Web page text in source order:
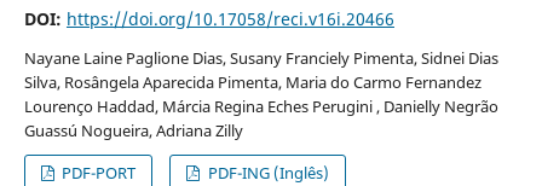
DOI: https://doi.org/10.17058/reci.v16i.20466
Nayane Laine Paglione Dias, Susany Franciely Pimenta, Sidnei Dias
Silva, Rosângela Aparecida Pimenta, Maria do Carmo Fernandez
Lourenço Haddad, Márcia Regina Eches Perugini , Danielly Negrão
Guassú Nogueira, Adriana Zilly
PDF-PORT
PDF-ING (Inglês)